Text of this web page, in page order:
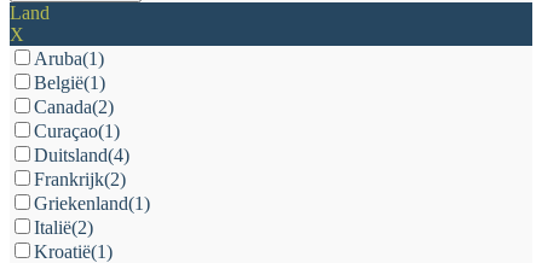
Land
X
Aruba(1)
België(1)
Canada(2)
Curaçao(1)
Duitsland(4)
Frankrijk(2)
Griekenland(1)
Italië(2)
Kroatië(1)